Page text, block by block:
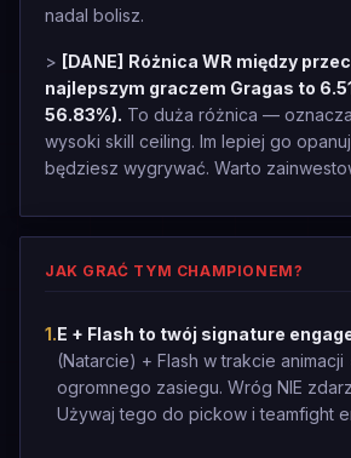
nadal bolisz.
> [DANE] Różnica WR między
najlepszym graczem Gragas to
56.83%). To duża różnica —
wysoki skill ceiling. Im lepiej go
będziesz wygrywać. Warto
JAK GRAĆ TYM CHAMPIONEM?
1.E + Flash to twój signature
(Natarcie) + Flash w trakcie animacji
ogromnego zasiegu. Wróg NIE
Używaj tego do pickow i teamfight